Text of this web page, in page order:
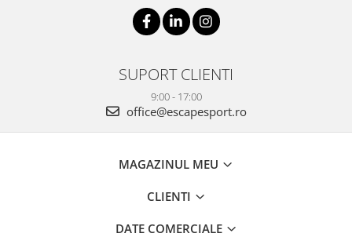
SUPORT CLIENTI
9:00 - 17:00
office@escapesport.ro
MAGAZINUL MEU
CLIENTI
DATE COMERCIALE